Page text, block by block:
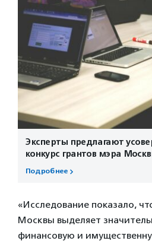
Эксперты предлагают
конкурс грантов мэра
Подробнее
«Исследование показало,
Москвы выделяет
финансовую и